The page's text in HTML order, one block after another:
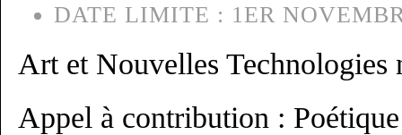
DATE LIMITE : 1ER
Art et Nouvelles Technologies
Appel à contribution : Poétique